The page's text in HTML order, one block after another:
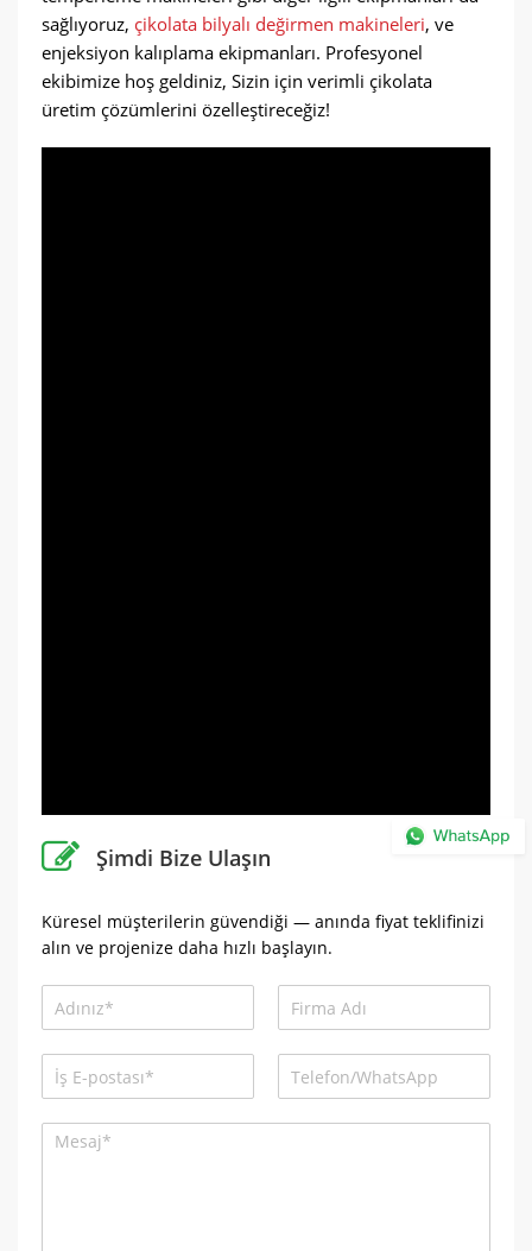
sağlıyoruz, çikolata bilyalı değirmen makineleri, ve
enjeksiyon kalıplama ekipmanları. Profesyonel
ekibimize hoş geldiniz, Sizin için verimli çikolata
üretim çözümlerini özelleştireceğiz!
Şimdi Bize Ulaşın
Küresel müşterilerin güvendiği — anında fiyat teklifinizi
alın ve projenize daha hızlı başlayın.